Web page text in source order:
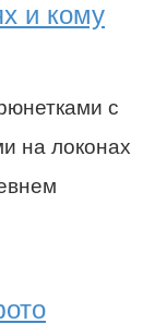
и кому
с
на локонах